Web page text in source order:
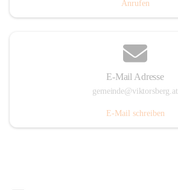
Anrufen
E-Mail Adresse
gemeinde@viktorsberg.at
E-Mail schreiben